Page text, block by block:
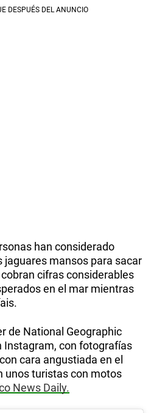
han considerado
jaguares mansos para sacar
cifras considerables
en el mar mientras
de National Geographic
Instagram, con fotografías
cara angustiada en el
unos turistas con motos
News Daily.